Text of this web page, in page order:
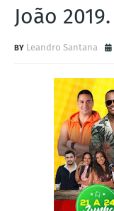
João 2019.
Leandro Santana